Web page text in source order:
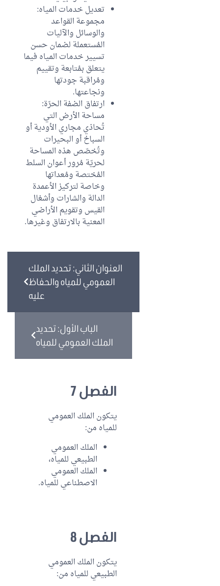
تعديل خدمات المياه:
مجموعة القواعد
والوسائل والآليات
المُستعملة لضمان حسن
تسيير خدمات المياه فيما
يتعلق بمُتابعة وتقييم
ومُراقبة جودتها
ونجاعتها.
ارتفاق الضفة الحرّة:
مساحة الأرض التي
تُحاذي مجاري الأودية أو
السباخ أو البحيرات
وتُخصّص هذه المساحة
لحريّة مُرور أعوان السلط
المُختصة ومُعداتها
وخاصة لتركيز الأعمدة
الدالة والشارات وأشغال
القيس وتقويم الأراضي
المعنية بالارتفاق وغيرها.
العنوان الثاني: تحديد الملك
العمومي للمياه والحفاظ
عليه
الباب الأول: تحديد
الملك العمومي للمياه
الفصل 7
يتكون الملك العمومي
للمياه من:
الملك العمومي
الطبيعي للمياه،
الملك العمومي
الاصطناعي للمياه.
الفصل 8
يتكون الملك العمومي
الطبيعي للمياه من: